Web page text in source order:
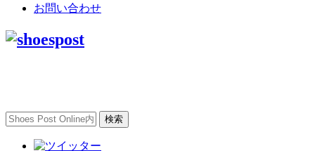
お問い合わせ